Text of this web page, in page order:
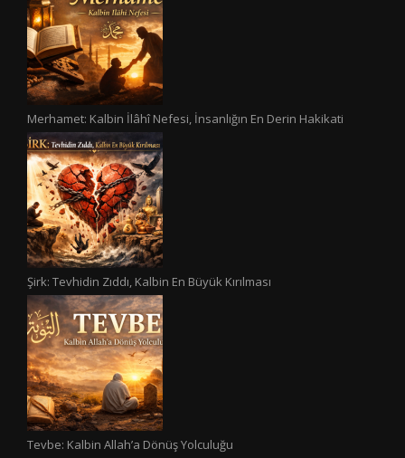
Merhamet: Kalbin İlâhî Nefesi, İnsanlığın En Derin Hakikati
Şirk: Tevhidin Zıddı, Kalbin En Büyük Kırılması
Tevbe: Kalbin Allah’a Dönüş Yolculuğu